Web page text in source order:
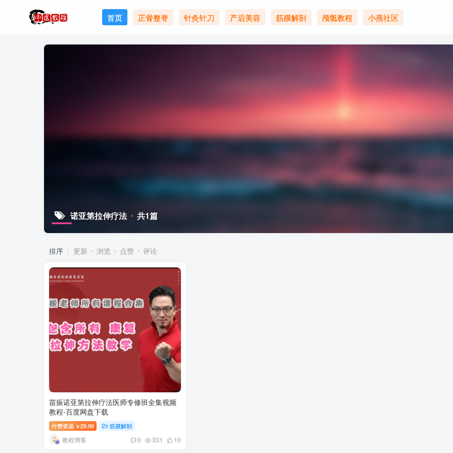
首页 正骨整脊 针灸针刀 产后美容 筋膜解剖 颅骶教程 小燕社区
诺亚第拉伸疗法 共1篇
排序 更新 浏览 点赞 评论
苗振诺亚第拉伸疗法医师专修班全集视频
教程-百度网盘下载
付费资源 ￥29.99 筋膜解剖
教程博客 0 331 10